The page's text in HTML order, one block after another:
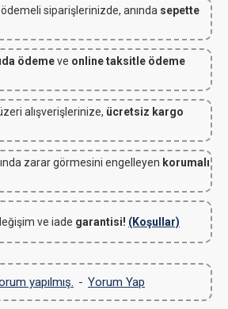
ödemeli siparişlerinizde, anında sepette
ödemeve online taksitle ödeme
alışverişlerinize, ücretsiz kargo
zarar görmesini engelleyen korumalı
ve iade garantisi! (Koşullar)
yapılmış. - Yorum Yap